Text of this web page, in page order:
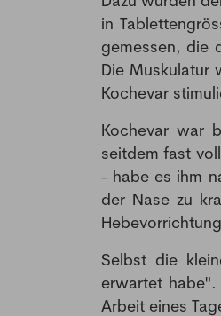
in
gemessen, die
Die Muskulatur
Kochevar
Kochevar war
seitdem fast
- habe es ihm
der Nase zu
Selbst die
erwartet
Arbeit eines